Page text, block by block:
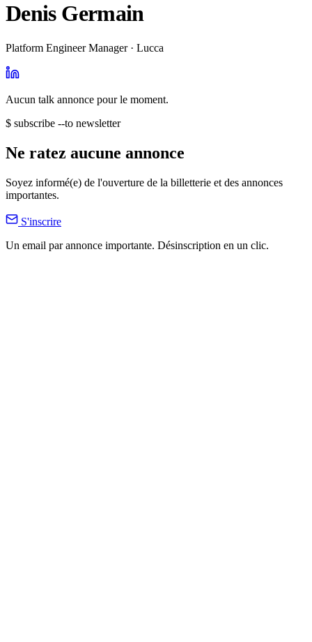
Denis Germain
Platform Engineer Manager · Lucca
Aucun talk annonce pour le moment.
$ subscribe --to newsletter
Ne ratez aucune annonce
Soyez informé(e) de l'ouverture de la billetterie et des annonces
importantes.
S'inscrire
Un email par annonce importante. Désinscription en un clic.